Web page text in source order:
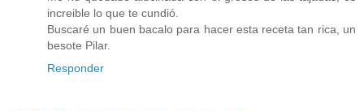
increible lo que te cundió.
Buscaré un buen bacalo para hacer esta receta tan rica, un
besote Pilar.
Responder